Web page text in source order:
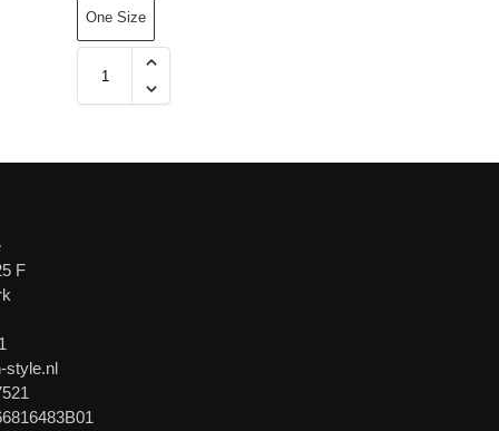
One Size
F
style.nl